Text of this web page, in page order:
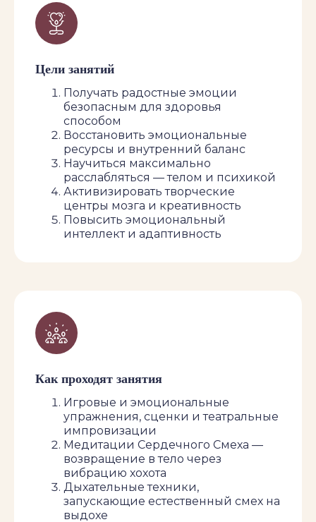
Цели занятий
Получать радостные эмоции
безопасным для здоровья
способом
Восстановить эмоциональные
ресурсы и внутренний баланс
Научиться максимально
расслабляться — телом и психикой
Активизировать творческие
центры мозга и креативность
Повысить эмоциональный
интеллект и адаптивность
Как проходят занятия
Игровые и эмоциональные
упражнения, сценки и театральные
импровизации
Медитации Сердечного Смеха —
возвращение в тело через
вибрацию хохота
Дыхательные техники,
запускающие естественный смех на
выдохе
Также практикует: графический
дизайн, перформанс, контактную
импровизацию, массажные
сновидений, японский танец
В 2024 году практика Йоги Смеха
в клубе «Инь Ян» постепенно
превращается в Театр
Импровизационного Смеха.